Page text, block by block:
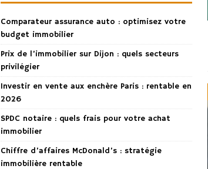
Comparateur assurance auto : optimisez votre
budget immobilier
Prix de l’immobilier sur Dijon : quels secteurs
privilégier
Investir en vente aux enchère Paris : rentable en
2026
SPDC notaire : quels frais pour votre achat
immobilier
Chiffre d’affaires McDonald’s : stratégie
immobilière rentable